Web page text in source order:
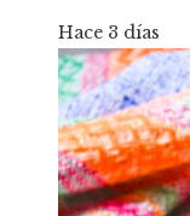
Hace 3 días